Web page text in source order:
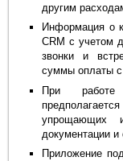
другим
Информация о
CRM с учетом
звонки и
суммы оплаты с
При работе
упрощающих
документации и
Приложение